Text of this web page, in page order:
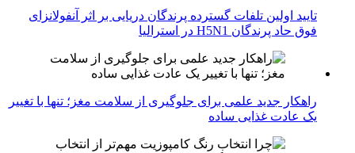
تایید اولین تلفات گسترده پرندگان دریایی بر اثر آنفولانزای
فوق حاد پرندگان H5N1 در استرالیا
راهکار جدید علمی برای جلوگیری از سلامت مغز؛ تنها با تغییر
یک عادت غذایی ساده